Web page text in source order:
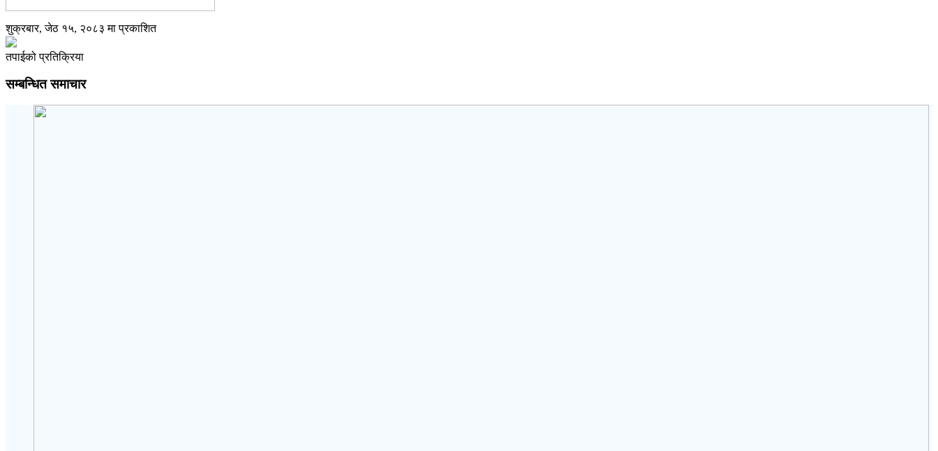
शुक्रबार, जेठ १५, २०८३ मा प्रकाशित
तपाईको प्रतिक्रिया
सम्बन्धित समाचार